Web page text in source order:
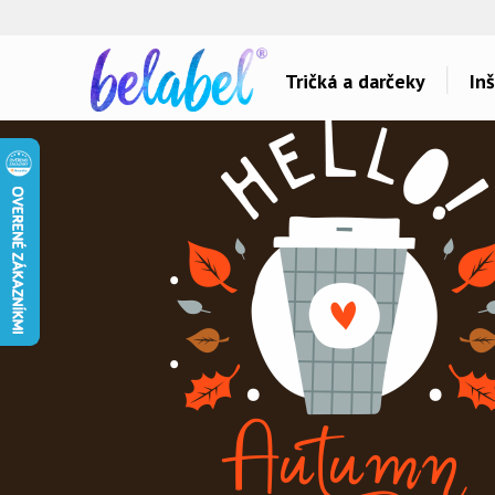
Tričká a darčeky
Dárky pro maminku
Dárky pro tátu
Dárky pro bráchu
Dárky pro dědu
Dárky pro partnera
Dárky pro partnerku
Dárky pro přátele
Témy potlačí
Láska
Šport a auta
Hlášky
Detské
Hudba & Film
Humor
Ostatné
Všetko..